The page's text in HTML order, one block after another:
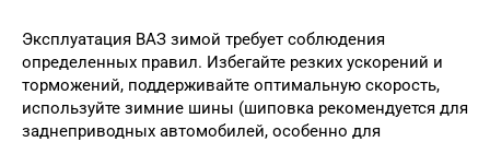
Эксплуатация ВАЗ зимой требует соблюдения
определенных правил. Избегайте резких ускорений и
торможений, поддерживайте оптимальную скорость,
используйте зимние шины (шиповка рекомендуется для
заднеприводных автомобилей, особенно для